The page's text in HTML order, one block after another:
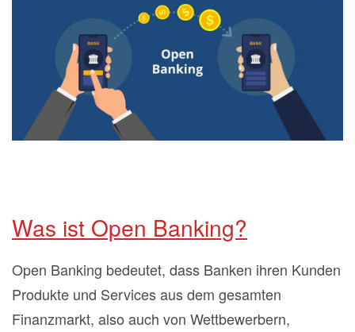
Was ist Open Banking?
Open Banking bedeutet, dass Banken ihren Kunden
Produkte und Services aus dem gesamten
Finanzmarkt, also auch von Wettbewerbern,